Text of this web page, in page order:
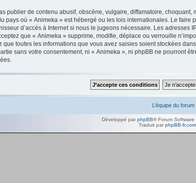
publier de contenu abusif, obscène, vulgaire, diffamatoire,
pays où « Animeka » est hébergé ou les lois internationales. Le
d’accès à Internet si nous le jugeons nécessaire. Les
que « Animeka » supprime, modifie, déplace ou verrouille
que toutes les informations que vous avez saisies soient stockées
sans votre consentement, ni « Animeka », ni phpBB ne pourront
L’équipe du forum
Développé par phpBB® Forum
Traduit parphpBB-fr.com